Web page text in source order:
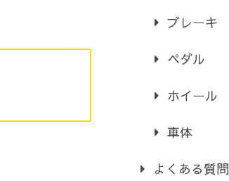
ブレーキ
ペダル
ホイール
車体
よくある質問